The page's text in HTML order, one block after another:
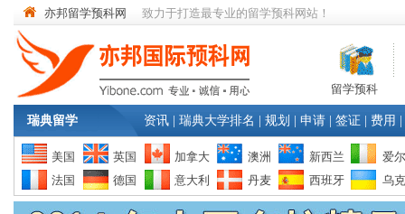
亦邦留学预科网 致力于打造最专业的留学预科网站！
留学预科
瑞典留学 资讯 瑞典大学排名 规划 申请 签证 费用
美国 英国 加拿大 澳洲 新西兰
爱
法国
德国 意大利 丹麦 西班牙 乌